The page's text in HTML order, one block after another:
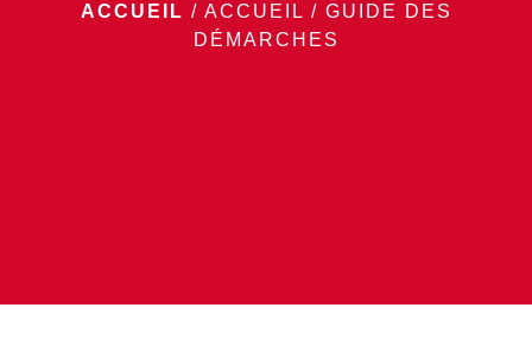
ACCUEIL / ACCUEIL / GUIDE DES
DÉMARCHES